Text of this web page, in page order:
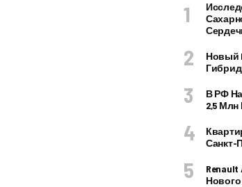
Новый
В РФ
2,5 Млн
Санкт-